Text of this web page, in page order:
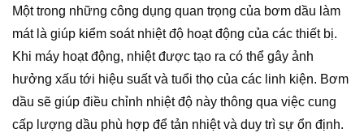
Một trong những công dụng quan trọng của bơm dầu làm
mát là giúp kiểm soát nhiệt độ hoạt động của các thiết bị.
Khi máy hoạt động, nhiệt được tạo ra có thể gây ảnh
hưởng xấu tới hiệu suất và tuổi thọ của các linh kiện. Bơm
dầu sẽ giúp điều chỉnh nhiệt độ này thông qua việc cung
cấp lượng dầu phù hợp để tản nhiệt và duy trì sự ổn định.